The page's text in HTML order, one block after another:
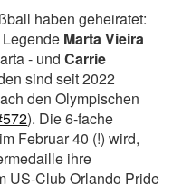
haben geheiratet:
Marta Vieira
- undCarrie
sind seit 2022
den Olympischen
). Die 6-fache
Februar 40 (!) wird,
ihre
US-Club Orlando Pride
hat es